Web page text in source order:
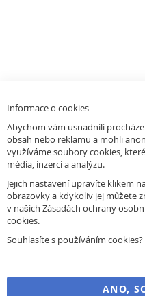
Přihlaste
Informace o cookies
Abychom vám usnadnili
obsah nebo reklamu a mohli
využíváme soubory cookies,
média, inzerci a analýzu.
Jejich nastavení upravíte klikem
obrazovky a kdykoliv jej můžete
v našich Zásadách ochrany
cookies.
Souhlasíte s používáním cookies?
ANO,